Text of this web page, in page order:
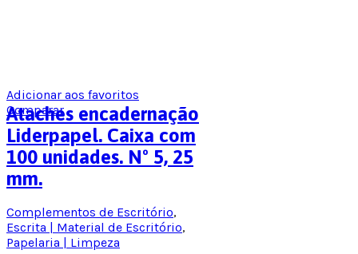
Adicionar aos favoritos
Comparar
Ataches encadernação
Liderpapel. Caixa com
100 unidades. Nº 5, 25
mm.
Complementos de Escritório,
Escrita | Material de Escritório,
Papelaria | Limpeza